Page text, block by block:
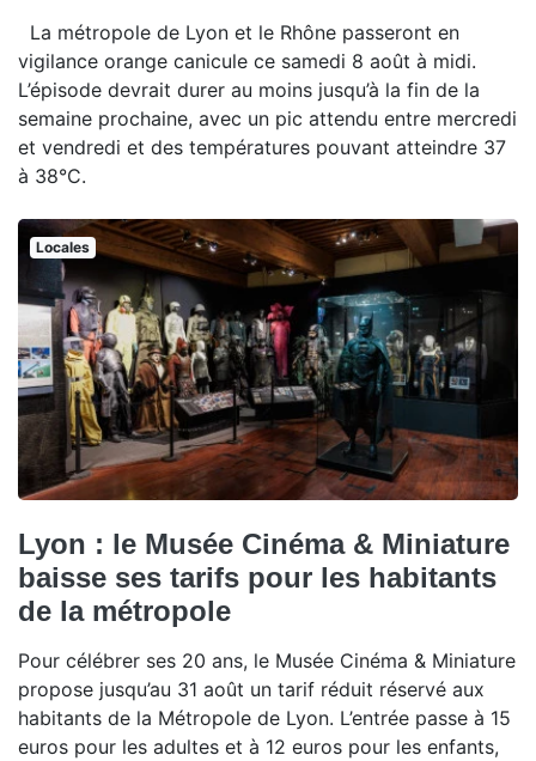
La métropole de Lyon et le Rhône passeront en
vigilance orange canicule ce samedi 8 août à midi.
L’épisode devrait durer au moins jusqu’à la fin de la
semaine prochaine, avec un pic attendu entre mercredi
et vendredi et des températures pouvant atteindre 37
à 38°C.
Locales
Lyon : le Musée Cinéma & Miniature
baisse ses tarifs pour les habitants
de la métropole
Pour célébrer ses 20 ans, le Musée Cinéma & Miniature
propose jusqu’au 31 août un tarif réduit réservé aux
habitants de la Métropole de Lyon. L’entrée passe à 15
euros pour les adultes et à 12 euros pour les enfants,